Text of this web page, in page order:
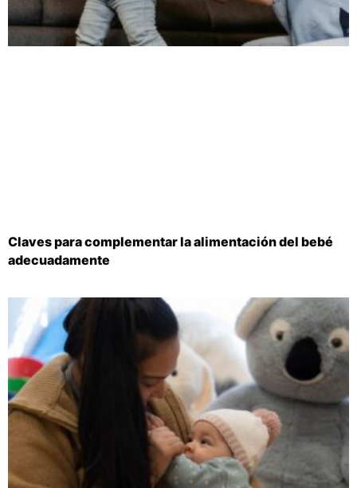
Claves para complementar la alimentación del bebé
adecuadamente